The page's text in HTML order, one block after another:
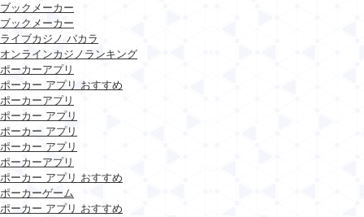
ブックメーカー
ブックメーカー
ライブカジノ バカラ
オンラインカジノランキング
ポーカーアプリ
ポーカー アプリ おすすめ
ポーカーアプリ
ポーカー アプリ
ポーカー アプリ
ポーカー アプリ
ポーカーアプリ
ポーカー アプリ おすすめ
ポーカーゲーム
ポーカー アプリ おすすめ